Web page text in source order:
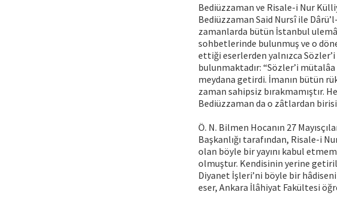
Bediüzzaman ve Risale-i Nur
Bediüzzaman Said Nursî ile
zamanlarda bütün İstanbul
sohbetlerinde bulunmuş ve o
ettiği eserlerden yalnızca
bulunmaktadır: “Sözler’i
meydana getirdi. İmanın bütün
zaman sahipsiz bırakmamıştır.
Bediüzzaman da o zâtlardan
Ö. N. Bilmen Hocanın 27
Başkanlığı tarafından, Risale-i
olan böyle bir yayını kabul
olmuştur. Kendisinin yerine
Diyanet İşleri’ni böyle bir
eser, Ankara İlâhiyat Fakültesi